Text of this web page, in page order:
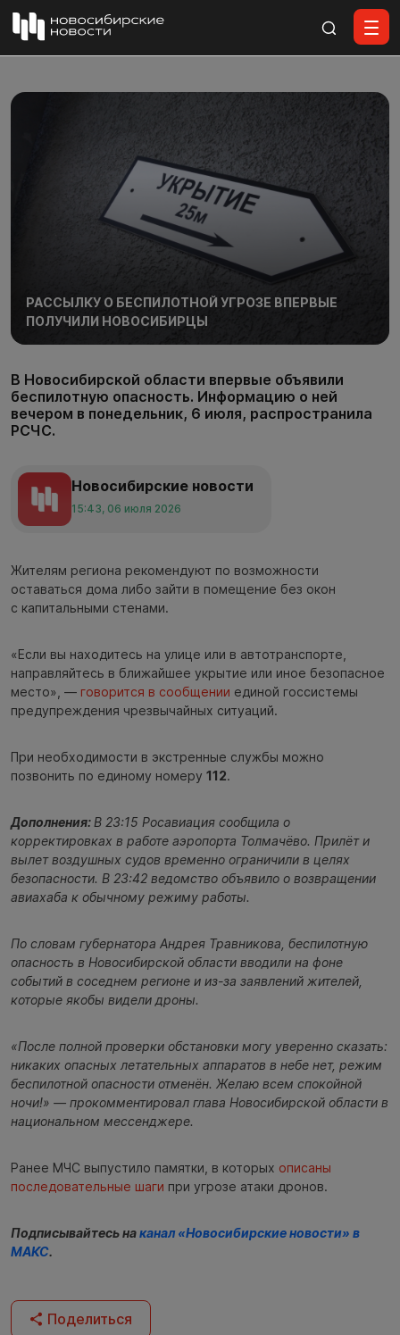
РАССЫЛКУ О БЕСПИЛОТНОЙ УГРОЗЕ ВПЕРВЫЕ
ПОЛУЧИЛИ НОВОСИБИРЦЫ
В Новосибирской области впервые объявили
беспилотную опасность. Информацию о ней
вечером в понедельник, 6 июля, распространила
РСЧС.
Новосибирские новости
15:43, 06 июля 2026
Жителям региона рекомендуют по возможности
оставаться дома либо зайти в помещение без окон
с капитальными стенами.
«Если вы находитесь на улице или в автотранспорте,
направляйтесь в ближайшее укрытие или иное безопасное
место», — говорится в сообщении единой госсистемы
предупреждения чрезвычайных ситуаций.
При необходимости в экстренные службы можно
позвонить по единому номеру 112.
Дополнения: В 23:15 Росавиация сообщила о
корректировках в работе аэропорта Толмачёво. Прилёт и
вылет воздушных судов временно ограничили в целях
безопасности. В 23:42 ведомство объявило о возвращении
авиахаба к обычному режиму работы.
По словам губернатора Андрея Травникова, беспилотную
опасность в Новосибирской области вводили на фоне
событий в соседнем регионе и из-за заявлений жителей,
которые якобы видели дроны.
«После полной проверки обстановки могу уверенно сказать:
никаких опасных летательных аппаратов в небе нет, режим
беспилотной опасности отменён. Желаю всем спокойной
ночи!» — прокомментировал глава Новосибирской области в
национальном мессенджере.
Ранее МЧС выпустило памятки, в которых описаны
последовательные шаги при угрозе атаки дронов.
Подписывайтесь наканал «Новосибирские новости» в
МАКС.
Поделиться